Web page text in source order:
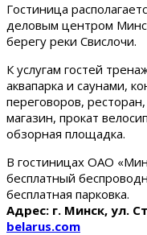
Гостиница
деловым центром
берегу реки Свислочи.
К услугам гостей
аквапарка и саунами,
переговоров,
магазин, прокат
обзорная площадка.
В гостиницах ОАО
бесплатный
бесплатная парковка.
Адрес: г. Минск, ул.
belarus.com